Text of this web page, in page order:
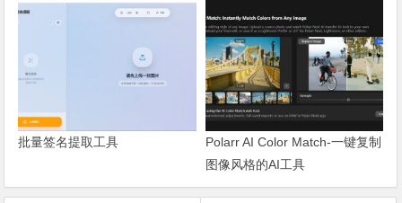
批量签名提取工具
Polarr AI Color Match-一键复制
图像风格的AI工具